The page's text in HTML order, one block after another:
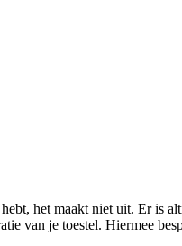
het maakt niet uit. Er is
van je toestel. Hiermee